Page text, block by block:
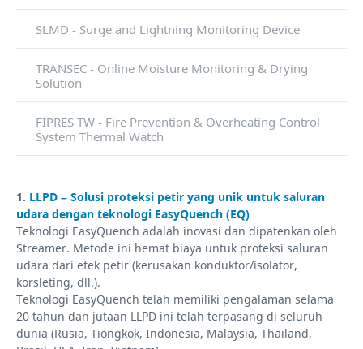
SLMD - Surge and Lightning Monitoring Device
TRANSEC - Online Moisture Monitoring & Drying
Solution
FIPRES TW - Fire Prevention & Overheating Control
System Thermal Watch
1. LLPD – Solusi proteksi petir yang unik untuk saluran
udara dengan teknologi EasyQuench (EQ)
Teknologi EasyQuench adalah inovasi dan dipatenkan oleh
Streamer. Metode ini hemat biaya untuk proteksi saluran
udara dari efek petir (kerusakan konduktor/isolator,
korsleting, dll.).
Teknologi EasyQuench telah memiliki pengalaman selama
20 tahun dan jutaan LLPD ini telah terpasang di seluruh
dunia (Rusia, Tiongkok, Indonesia, Malaysia, Thailand,